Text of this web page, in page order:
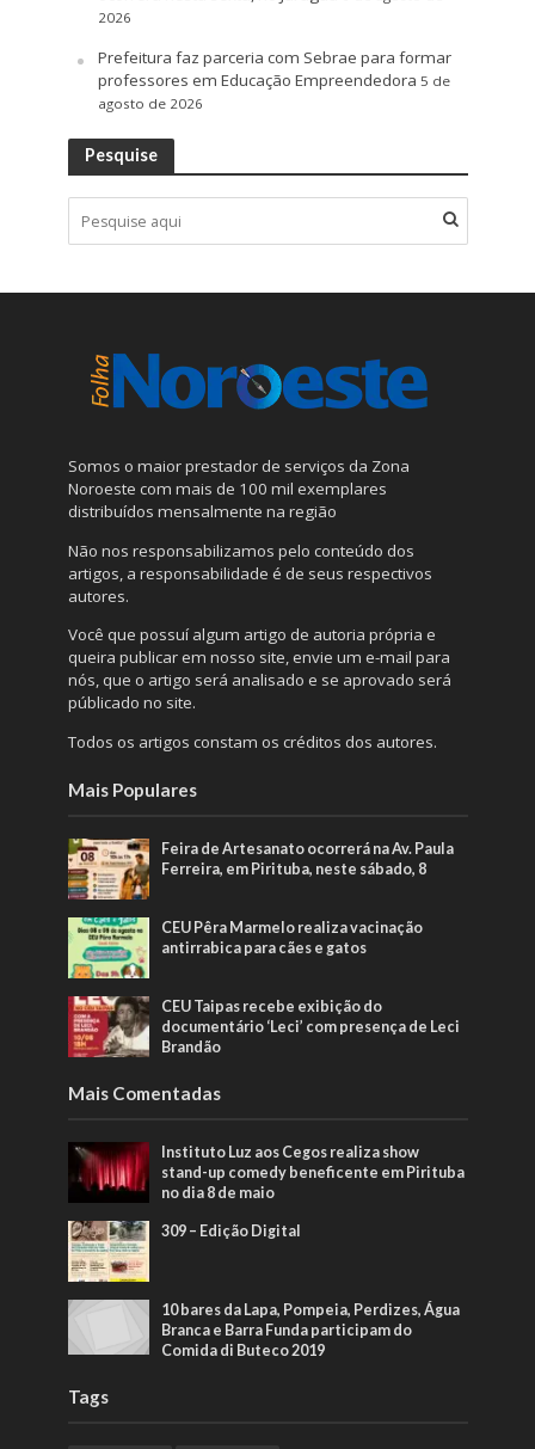
2026
Prefeitura faz parceria com Sebrae para formar
professores em Educação Empreendedora 5 de
agosto de 2026
Pesquise
Somos o maior prestador de serviços da Zona
Noroeste com mais de 100 mil exemplares
distribuídos mensalmente na região
Não nos responsabilizamos pelo conteúdo dos
artigos, a responsabilidade é de seus respectivos
autores.
Você que possuí algum artigo de autoria própria e
queira publicar em nosso site, envie um e-mail para
nós, que o artigo será analisado e se aprovado será
públicado no site.
Todos os artigos constam os créditos dos autores.
Mais Populares
Feira de Artesanato ocorrerá na Av. Paula
Ferreira, em Pirituba, neste sábado, 8
CEU Pêra Marmelo realiza vacinação
antirrabica para cães e gatos
CEU Taipas recebe exibição do
documentário ‘Leci’ com presença de Leci
Brandão
Mais Comentadas
Instituto Luz aos Cegos realiza show
stand-up comedy beneficente em Pirituba
no dia 8 de maio
309 – Edição Digital
10 bares da Lapa, Pompeia, Perdizes, Água
Branca e Barra Funda participam do
Comida di Buteco 2019
Tags